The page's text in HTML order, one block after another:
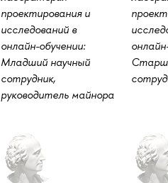
проектирования и
исследований в
онлайн-обучении:
Младший научный
сотрудник,
руководитель майнора